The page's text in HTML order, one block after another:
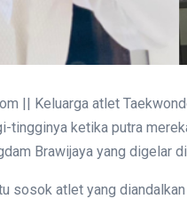
|| Keluarga atlet
tingginya ketika putra
Brawijaya yang digelar
sosok atlet yang